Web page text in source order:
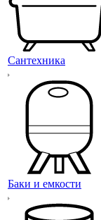
Сантехника
Баки и емкости